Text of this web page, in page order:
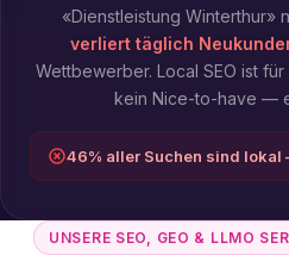
«Dienstleistung Winterthur»
verliert täglich
Wettbewerber. Local SEO ist
kein Nice-to-have —
46% aller Suchen sind
UNSERE SEO, GEO & LLMO